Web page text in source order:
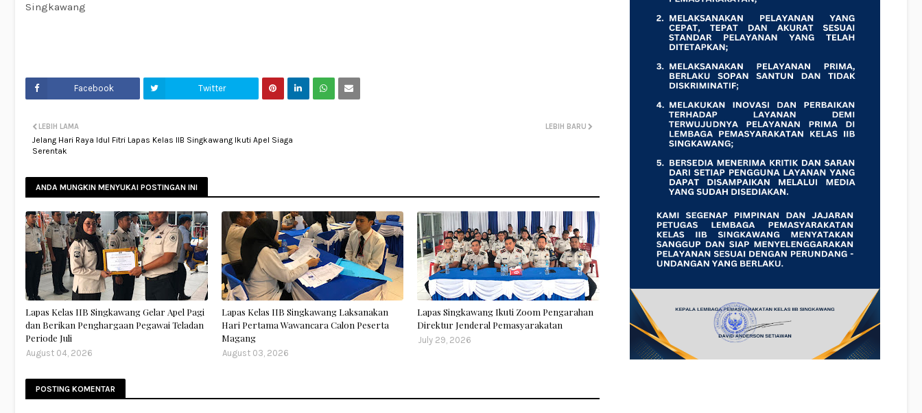
Singkawang
Facebook Twitter
LEBIH BARU
LEBIH LAMA
Jelang Hari Raya Idul Fitri Lapas Kelas IIB Singkawang Ikuti Apel Siaga
Serentak
ANDA MUNGKIN MENYUKAI POSTINGAN INI
Lapas Kelas IIB Singkawang Gelar Apel Pagi
dan Berikan Penghargaan Pegawai Teladan
Periode Juli
August 04, 2026
Lapas Kelas IIB Singkawang Laksanakan
Hari Pertama Wawancara Calon Peserta
Magang
August 03, 2026
Lapas Singkawang Ikuti Zoom Pengarahan
Direktur Jenderal Pemasyarakatan
July 29, 2026
POSTING KOMENTAR